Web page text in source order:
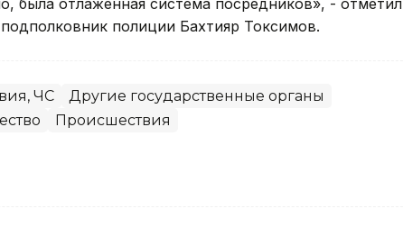
была отлаженная система посредников», - отметил
полиции Бахтияр Токсимов.
ЧС
Другие государственные органы
Происшествия